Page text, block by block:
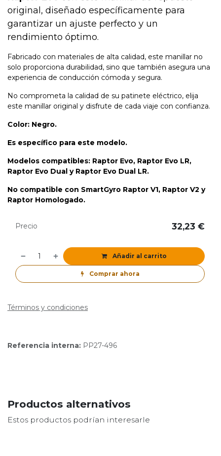
original, diseñado específicamente para
garantizar un ajuste perfecto y un
rendimiento óptimo.
Fabricado con materiales de alta calidad, este manillar no
solo proporciona durabilidad, sino que también asegura una
experiencia de conducción cómoda y segura.
No comprometa la calidad de su patinete eléctrico, elija
este manillar original y disfrute de cada viaje con confianza.
Color: Negro.
Es específico para este modelo.
Modelos compatibles: Raptor Evo, Raptor Evo LR,
Raptor Evo Dual y Raptor Evo Dual LR.
No compatible con SmartGyro Raptor V1, Raptor V2 y
Raptor Homologado.
Añadir al carrito
Comprar ahora
Precio 32,23 €
Términos y condiciones
Referencia interna: PP27-496
Productos alternativos
Estos productos podrían interesarle